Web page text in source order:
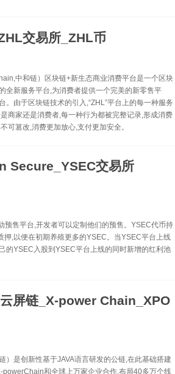
交易所_ZHL币
中和链）区块链+新生态商业消费平台是一个区块
全新服务平台,为消费者提供一个完美的新零售平
。由于区块链技术的引入,“ZHL”平台上的每一种服务
商家还是消费者,每一种行为都被完整记录,形成消费
可篡改,消费更加放心,支付更加安全。
Secure_YSEC交易所
预售平台,开发者可以定制他们的预售。YSEC代币持
押,以便在初期养殖更多的YSEC。当YSEC平台上线
的YSEC入股到YSEC平台上线的同时新增的红利池
屏链_X-power Chain_XPO
）是创新性基于JAVA语言研发的公链,在此基础搭建
powerChain和全球上万家企业合作,布局40多万个线